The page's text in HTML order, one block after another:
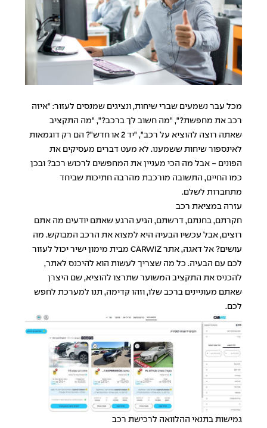
מכל עבר נשמעים שברי שיחות, ונציגים שמנסים לעזור: "איזה
רכב את מחפשת?", "מה חשוב לך ברכב?", "מה התקציב
שאתה רוצה להוציא על רכב", "יד 2 או חדש"? הם רק דוגמאות
לאינספור שיחות ששמענו. לא מעט דברים מעסיקים את
הפונים - אבל מה הכי מעניין את המחפשים לרכוש רכב? ובכן
כמו החיים, התשובה מורכבת מהרבה חתיכות שביחד
מתחברות לשלם.
עזרה במציאת רכב
חקרתם, בחנתם, דרשתם, הגיע הרגע שאתם יודעים מה אתם
רוצים, אבל עכשיו הבעיה היא למצוא את הרכב המבוקש. מה
עושים? אל דאגה, אתר CARWIZ מבית מימון ישיר יכול לעזור
לכם עם הבעיה. כל מה שצריך לעשות הוא להיכנס לאתר,
להכניס את התקציב המשוער שתרצו להוציא, שם היצרן
שאתם מעוניינים ברכב שלו, וזהו קדימה, תנו למערכת לחפש
לכם.
גמישות בתנאי ההלוואה לרכישת רכב